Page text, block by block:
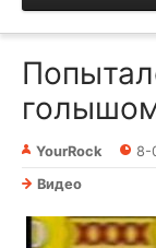
YourRock 8-
Видео